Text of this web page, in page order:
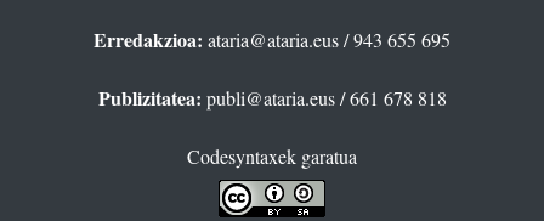
Erredakzioa: ataria@ataria.eus/ 943 655 695
Publizitatea: publi@ataria.eus/ 661 678 818
Codesyntaxek garatua